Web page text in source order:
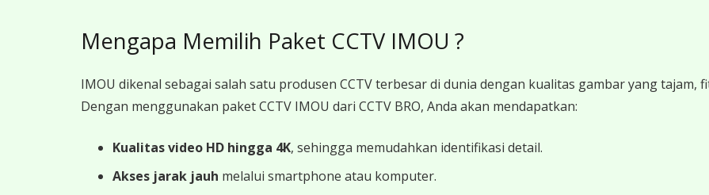
Mengapa Memilih Paket CCTV IMOU ?
IMOU dikenal sebagai salah satu produsen CCTV terbesar di dunia dengan kualitas gambar yang tajam,
Dengan menggunakan paket CCTV IMOU dari CCTV BRO, Anda akan mendapatkan:
Kualitas video HD hingga 4K, sehingga memudahkan identifikasi detail.
Akses jarak jauh melalui smartphone atau komputer.